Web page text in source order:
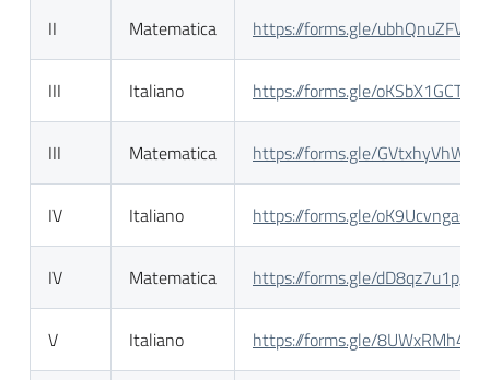
II Matematica https://forms.gle/
III Italiano https://forms.gle/
III Matematica https://forms.gle/
IV Italiano https://forms.gle/
IV Matematica https://forms.gle/
V Italiano https://forms.gle/